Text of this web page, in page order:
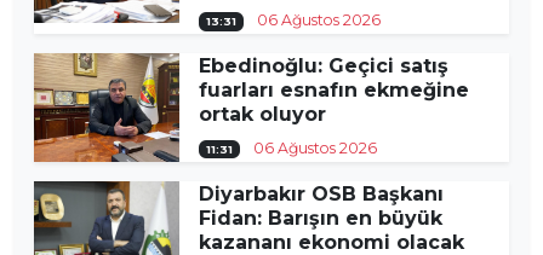
13:31 06 Ağustos 2026
Ebedinoğlu: Geçici satış
fuarları esnafın ekmeğine
ortak oluyor
11:31 06 Ağustos 2026
Diyarbakır OSB Başkanı
Fidan: Barışın en büyük
kazananı ekonomi olacak